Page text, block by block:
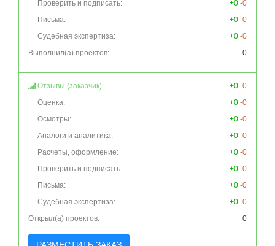
Проверить и подписать:
+0 -0
Письма:
+0 -0
Судебная экспертиза:
+0 -0
Выполнил(а) проектов:
0
Отзывы (заказчик): +0 -0
Оценка:
+0 -0
Осмотры:
+0 -0
Аналоги и аналитика:
+0 -0
Расчеты, оформление:
+0 -0
Проверить и подписать:
+0 -0
Письма:
+0 -0
Судебная экспертиза:
+0 -0
Открыл(а) проектов:
0